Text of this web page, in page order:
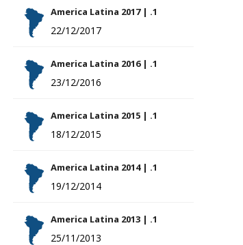
America Latina 2017 | .1
22/12/2017
America Latina 2016 | .1
23/12/2016
America Latina 2015 | .1
18/12/2015
America Latina 2014 | .1
19/12/2014
America Latina 2013 | .1
25/11/2013